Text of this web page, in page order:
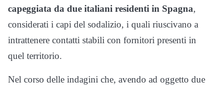
capeggiata da due italiani residenti in Spagna,
considerati i capi del sodalizio, i quali riuscivano a
intrattenere contatti stabili con fornitori presenti in
quel territorio.
Nel corso delle indagini che, avendo ad oggetto due